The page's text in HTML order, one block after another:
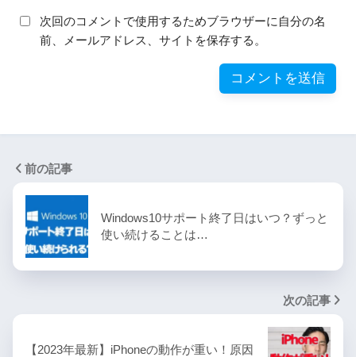
次回のコメントで使用するためブラウザーに自分の名
前、メールアドレス、サイトを保存する。
前の記事
Windows10サポート終了日はいつ？ずっと
使い続けることは…
次の記事
【2023年最新】iPhoneの動作が重い！原因